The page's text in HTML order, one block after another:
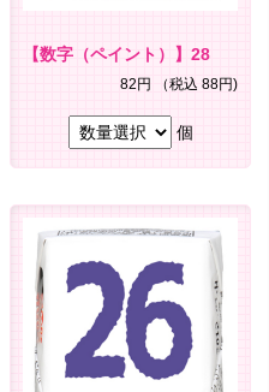
【数字（ペイント）】28
82円 （税込 88円)
個